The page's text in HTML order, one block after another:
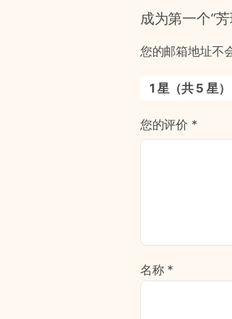
成为第一个“
您的邮箱地址不
1 星（共 5 星）
您的评价 *
名称 *